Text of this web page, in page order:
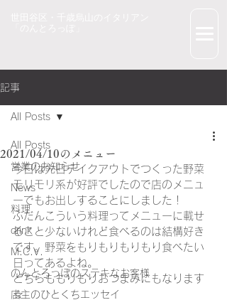
記事
All Posts
営業のお知らせ
News
料理
drink
M.C.V.
のんとろっぽのステキなお客様
店主のひとくちエッセイ
All Posts
2021/04/10のメニュー
今日は先日テイクアウトでつくった野菜
モリモリ系が好評でしたので店のメニュ
ーでもお出しすることにしました！
ふだんこういう料理ってメニューに載せ
ること少ないけれど食べるのは結構好き
です。野菜をもりもりもりもり食べたい
日ってあるよね。
どちらももりもりおつまみにもなります
☆